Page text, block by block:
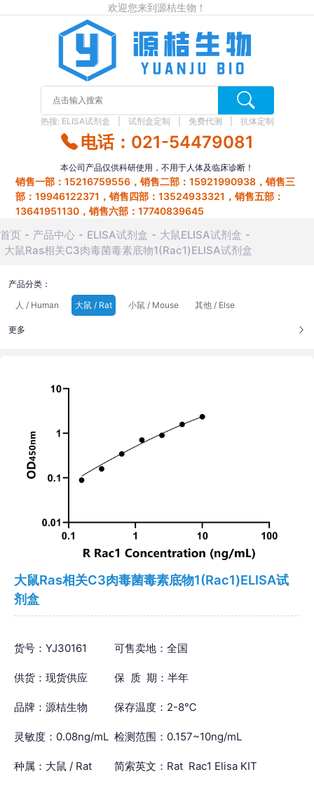
欢迎您来到源桔生物！
热搜: ELISA试剂盒 试剂盒定制 免费代测 抗体定制
电话：021-54479081
本公司产品仅供科研使用，不用于人体及临床诊断！
销售一部：15216759556，销售二部：15921990938，销售三
部：19946122371，销售四部：13524933321，销售五部：
13641951130，销售六部：17740839645
首页 产品中心 ELISA试剂盒
大鼠ELISA试剂盒
大鼠Ras相关C3肉毒菌毒素底物1(Rac1)ELISA试剂盒
产品分类：
人 / Human
大鼠 / Rat 小鼠 / Mouse 其他 / Else
更多
大鼠Ras相关C3肉毒菌毒素底物1(Rac1)ELISA试
剂盒
货号：YJ30161 可售卖地：全国
供货：现货供应 保 质 期：半年
品牌：源桔生物 保存温度：2-8℃
灵敏度：0.08ng/mL 检测范围：0.157~10ng/mL
种属：大鼠 / Rat 简索英文：Rat Rac1 Elisa KIT